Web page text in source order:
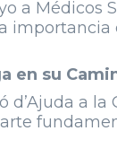
a Médicos
importancia
en su
d’Ajuda a